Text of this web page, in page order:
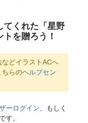
てくれた「星野
を贈ろう！
どイラストACへ
ちらのヘルプセン
ーログイン 、もしく
す。